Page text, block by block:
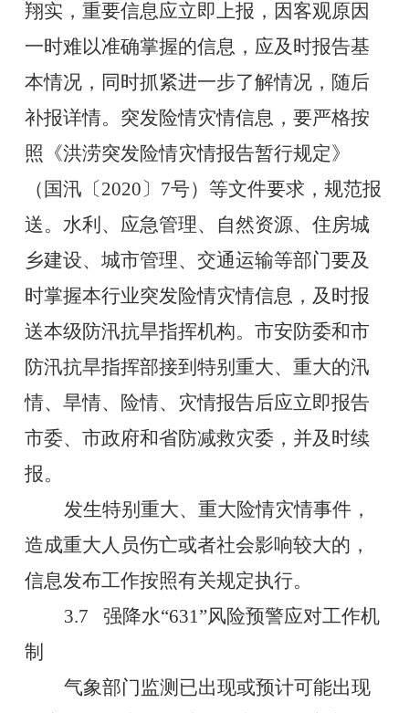
翔实，重要信息应立即上报，因客观原因
一时难以准确掌握的信息，应及时报告基
本情况，同时抓紧进一步了解情况，随后
补报详情。突发险情灾情信息，要严格按
照《洪涝突发险情灾情报告暂行规定》
（国汛〔2020〕 7号）等文件要求，规范报
送。水利、应急管理、自然资源、住房城
乡建设、城市管理、交通运输等部门要及
时掌握本行业突发险情灾情信息，及时报
送本级防汛抗旱指挥机构。市安防委和市
防汛抗旱指挥部接到特别重大、重大的汛
情、旱情、险情、灾情报告后应立即报告
市委、市政府和省防减救灾委，并及时续
报。
发生特别重大、重大险情灾情事件，
造成重大人员伤亡或者社会影响较大的，
信息发布工作按照有关规定执行。
3.7
强降水“631”风险预警应对工作机
制
气象部门监测已出现或预计可能出现